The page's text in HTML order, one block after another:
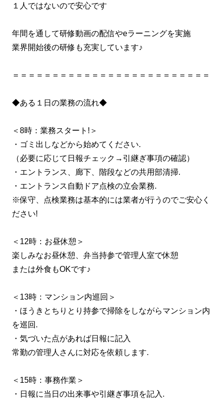
１人ではないので安心です
年間を通して研修動画の配信やeラーニングを実施
業界開始後の研修も充実しています♪
＝＝＝＝＝＝＝＝＝＝＝＝＝＝＝＝＝＝＝＝＝＝＝＝＝
◆ある１日の業務の流れ◆
＜8時：業務スタート!＞
・ゴミ出しなどから始めてください.
（必要に応じて日報チェック→引継ぎ事項の確認）
・エントランス、廊下、階段などの共用部清掃.
・エントランス自動ドア点検の立会業務.
※保守、点検業務は基本的には業者が行うのでご安心く
ださい!
＜12時：お昼休憩＞
楽しみなお昼休憩、弁当持参で管理人室で休憩
または外食もOKです♪
＜13時：マンション内巡回＞
・ほうきとちりとり持参で掃除をしながらマンション内
を巡回.
・気づいた点があれば日報に記入
常勤の管理人さんに対応を依頼します.
＜15時：事務作業＞
・日報に当日の出来事や引継ぎ事項を記入.